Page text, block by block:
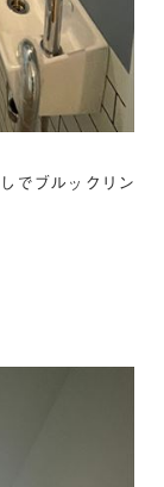
でブルックリン